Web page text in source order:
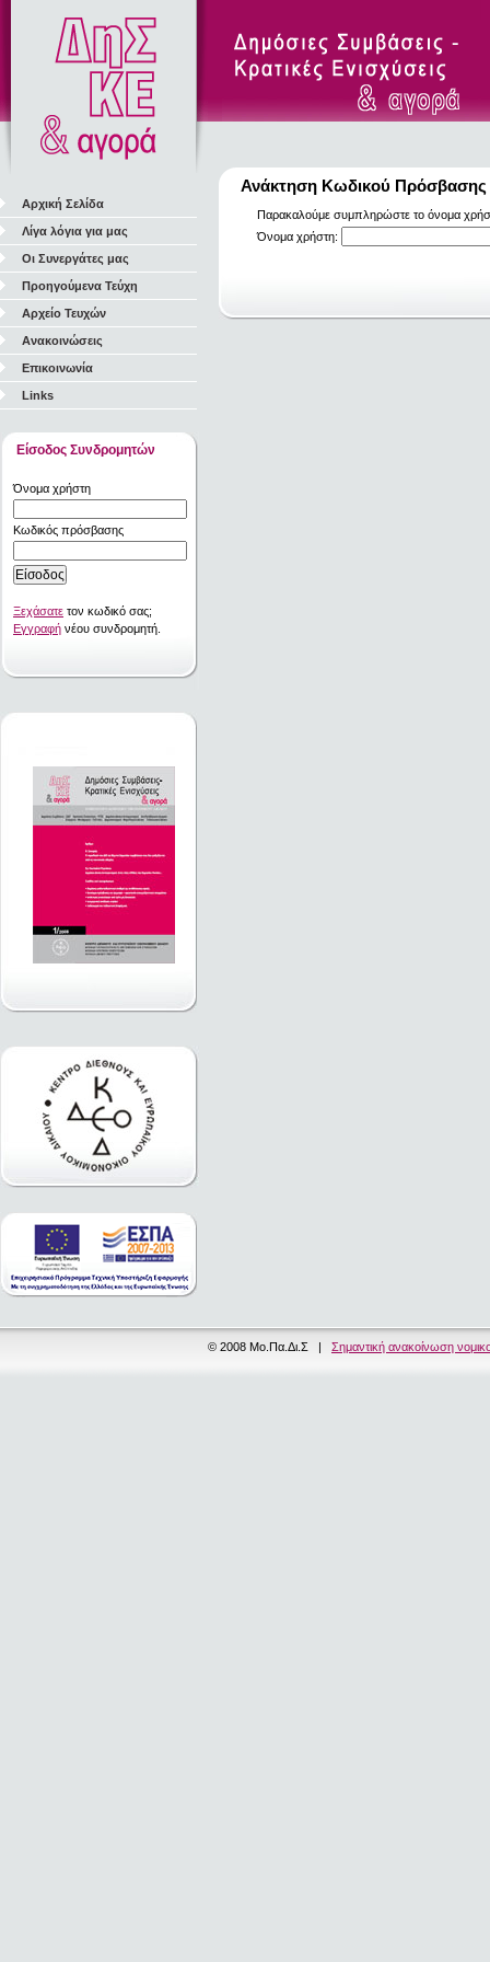
Αρχική Σελίδα
Λίγα λόγια για μας
Οι Συνεργάτες μας
Προηγούμενα Τεύχη
Αρχείο Τευχών
Ανακοινώσεις
Επικοινωνία
Links
Είσοδος Συνδρομητών
Όνομα χρήστη
Κωδικός πρόσβασης
Ξεχάσατε τον κωδικό σας;
Εγγραφή νέου συνδρομητή.
Ανάκτηση Κωδικού Πρόσβασης
Παρακαλούμε συμπληρώστε το όνομα
Όνομα χρήστη:
© 2008 Μο.Πα.Δι.Σ | Σημαντική ανακοίνωση